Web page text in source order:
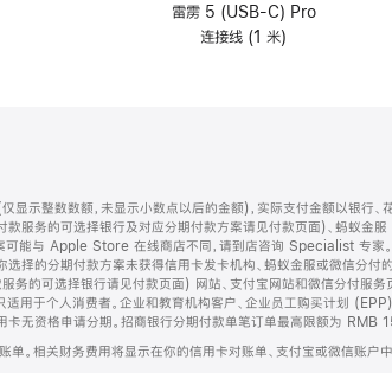
雷雳 5 (USB-C) Pro
连接线 (1 米)
示整数数额，未显示小数点以后的金额)，实际支付金额以银行
款服务的可选择银行及对应分期付款方案请见付款页面)、蚂蚁金
能与 Apple Store 在线商店不同，请到店咨询 Specialist 专家。
选择的分期付款方案未获得信用卡发卡机构、蚂蚁金服或微信分
务的可选择银行请见付款页面) 网站、支付宝网站和微信分付服务
适用于个人消费者。企业和教育机构客户、企业员工购买计划
卡无资格申请分期。招商银行分期付款单笔订单最高限额为 RMB
。相关财务费用将显示在你的信用卡对账单、支付宝或微信账户中